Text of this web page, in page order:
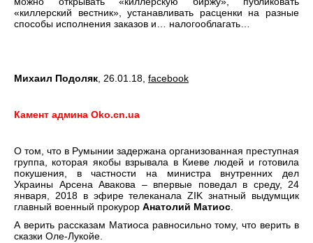
«киллерский вестник», устанавливать расценки на разные
способы исполнения заказов и… налогооблагать…
Михаил Подоляк, 26.01.18, facebook
Камент админа Oko.cn.ua
О том, что в Румынии задержана организованная преступная
группа, которая якобы взрывала в Киеве людей и готовила
покушения, в частности на министра внутренних дел
Украины Арсена Авакова – впервые поведал в среду, 24
января, 2018 в эфире телеканала ZIK знатный выдумщик
главный военный прокурор Анатолий Матиос.
А верить рассказам Матиоса равносильно тому, что верить в
сказки Оле-Лукойе.